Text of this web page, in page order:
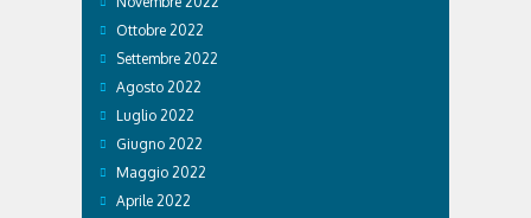
Ottobre 2022
Settembre 2022
Agosto 2022
Luglio 2022
Giugno 2022
Maggio 2022
Aprile 2022